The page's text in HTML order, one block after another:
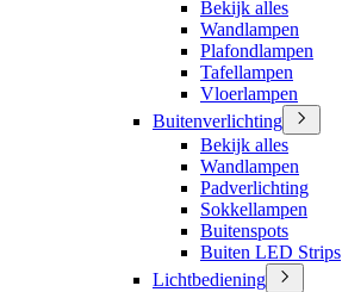
Bekijk alles
Wandlampen
Plafondlampen
Tafellampen
Vloerlampen
Buitenverlichting
Bekijk alles
Wandlampen
Padverlichting
Sokkellampen
Buitenspots
Buiten LED Strips
Lichtbediening